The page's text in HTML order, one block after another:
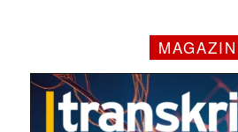
MAGAZIN